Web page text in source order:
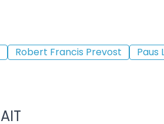
Robert Francis Prevost Paus